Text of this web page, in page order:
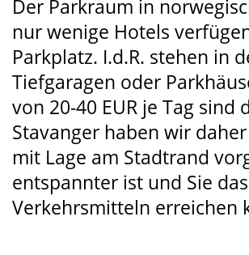
Der Parkraum in
nur wenige Hotels
Parkplatz. I.d.R. stehen in
Tiefgaragen oder
von 20-40 EUR je Tag
Stavanger haben wir
mit Lage am Stadtrand
entspannter ist und Sie
Verkehrsmitteln erreichen